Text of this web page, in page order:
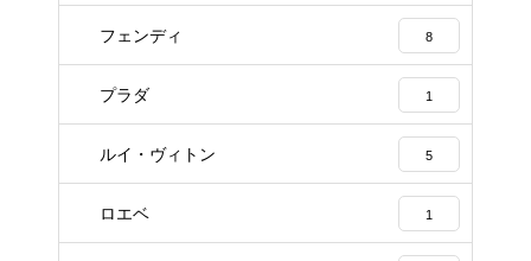
フェンディ 8
プラダ 1
ルイ・ヴィトン 5
ロエベ 1